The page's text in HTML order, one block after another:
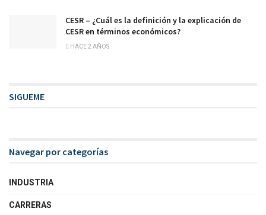
CESR – ¿Cuál es la definición y la explicación de
CESR en términos económicos?
HACE 2 AÑOS
SIGUEME
Navegar por categorías
INDUSTRIA
CARRERAS